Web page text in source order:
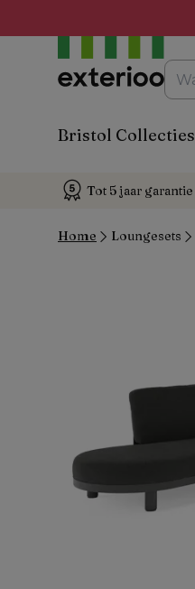
Bristol Collecties
Tot 5 jaar garantie
Home Loungesets